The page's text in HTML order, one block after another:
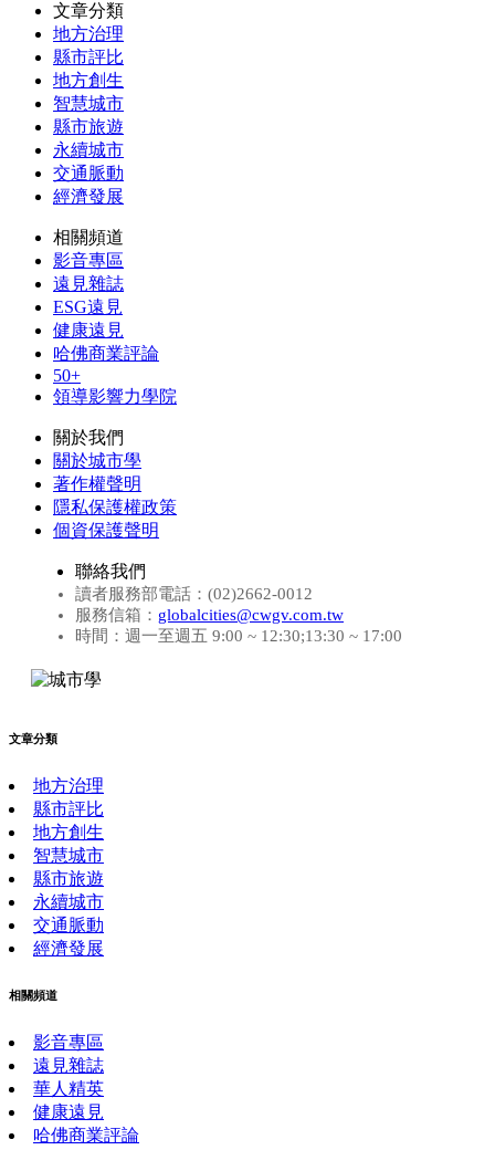
文章分類
地方治理
縣市評比
地方創生
智慧城市
縣市旅遊
永續城市
交通脈動
經濟發展
相關頻道
影音專區
遠見雜誌
ESG遠見
健康遠見
哈佛商業評論
50+
領導影響力學院
關於我們
關於城市學
著作權聲明
隱私保護權政策
個資保護聲明
聯絡我們
讀者服務部電話：(02)2662-0012
服務信箱： globalcities@cwgv.com.tw
時間：週一至週五 9:00 ~ 12:30;13:30 ~ 17:00
文章分類
地方治理
縣市評比
地方創生
智慧城市
縣市旅遊
永續城市
交通脈動
經濟發展
相關頻道
影音專區
遠見雜誌
華人精英
健康遠見
哈佛商業評論